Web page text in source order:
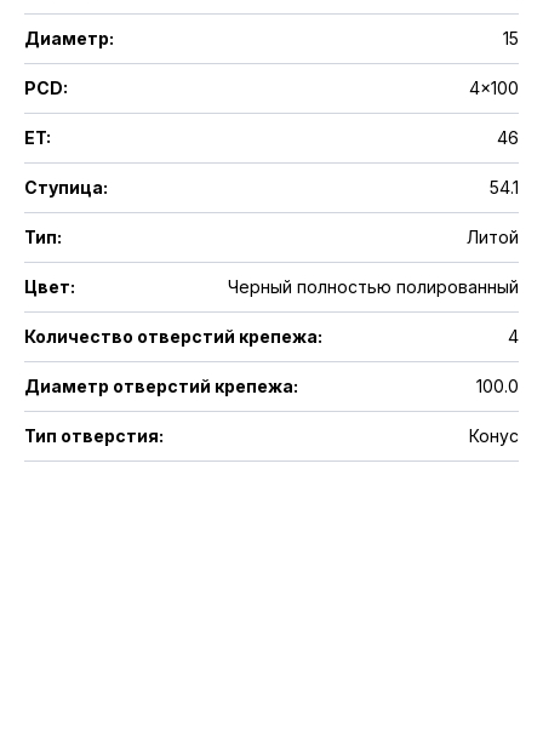
Диаметр: 15
PCD: 4x100
ET: 46
Ступица: 54.1
Тип: Литой
Цвет: Черный полностью полированный
Количество отверстий крепежа: 4
Диаметр отверстий крепежа: 100.0
Тип отверстия: Конус